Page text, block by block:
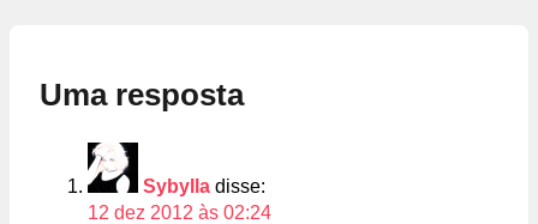
Uma resposta
Sybylla disse:
12 dez 2012 às 02:24